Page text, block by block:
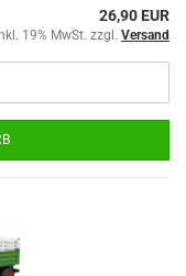
26,90 EUR
19% MwSt. zzgl. Versand